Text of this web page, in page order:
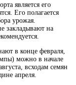
является его
Его полагается
урожая.
закладывают на
в конце февраля,
можно в начале
всходам семян
апреля.